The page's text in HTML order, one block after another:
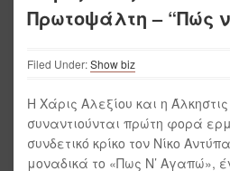
Πρωτοψάλτη – “Πώς
Filed Under:Show biz
Η Χάρις Αλεξίου και η
συναντιούνται πρώτη φορά
συνδετικό κρίκο τον Νίκο
μοναδικά το «Πως Ν’ Αγαπώ»,